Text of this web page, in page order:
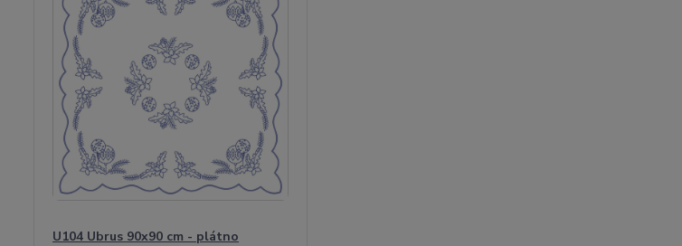
U104 Ubrus 90x90 cm - plátno